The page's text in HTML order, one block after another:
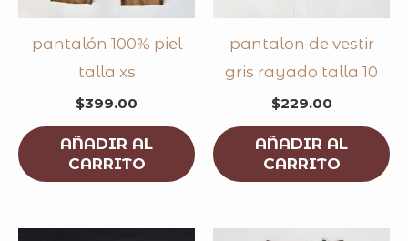
pantalón 100% piel
talla xs
$399.00
AÑADIR AL
CARRITO
pantalon de vestir
gris rayado talla 10
$229.00
AÑADIR AL
CARRITO